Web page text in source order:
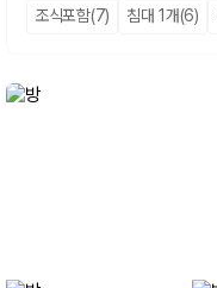
셔틀 편의성에 따라 실제
합하며 제주 렌트카 최저가
, 장거리 이동에 적합하며
가족 여행에 적합하며 인원
조식포함(7)
침대 1개(6)